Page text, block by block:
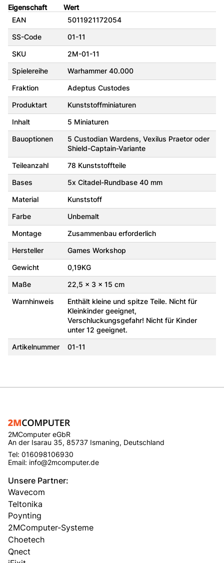
Eigenschaft
Wert
EAN
5011921172054
SS-Code 01-11
SKU 2M-01-11
Spielereihe Warhammer 40.000
Fraktion Adeptus Custodes
Produktart Kunststoffminiaturen
Inhalt 5 Miniaturen
Bauoptionen
5 Custodian Wardens, Vexilus Praetor oder
Shield-Captain-Variante
Teileanzahl 78 Kunststoffteile
Bases 5x Citadel-Rundbase 40 mm
Material Kunststoff
Farbe Unbemalt
Montage Zusammenbau erforderlich
Hersteller Games Workshop
Gewicht 0,19KG
Maße 22,5 x 3 x 15 cm
Warnhinweis
Enthält kleine und spitze Teile. Nicht für
Kleinkinder geeignet,
Verschluckungsgefahr! Nicht für Kinder
unter 12 geeignet.
Artikelnummer 01-11
2MComputer eGbR
An der Isarau 35, 85737 Ismaning, Deutschland
Tel: 016098106930
Email: info@2mcomputer.de
Unsere Partner:
Wavecom
Teltonika
Poynting
2MComputer-Systeme
Choetech
Qnect